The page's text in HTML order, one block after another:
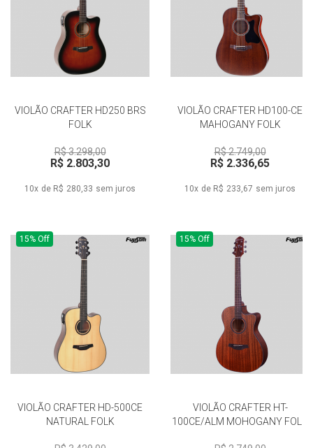
VIOLÃO CRAFTER HD250 BRS
FOLK
R$ 3.298,00
R$ 2.803,30
10x de R$ 280,33 sem juros
VIOLÃO CRAFTER HD100-CE
MAHOGANY FOLK
R$ 2.749,00
R$ 2.336,65
10x de R$ 233,67 sem juros
15% Off
VIOLÃO CRAFTER HD-500CE
NATURAL FOLK
15% Off
VIOLÃO CRAFTER HT-
100CE/ALM MOHOGANY FOLK